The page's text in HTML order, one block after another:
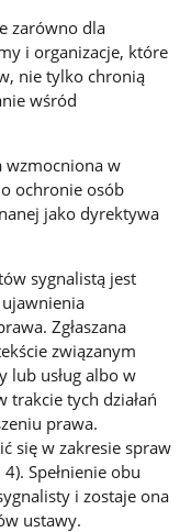
zarówno dla
i organizacje, które
nie tylko chronią
wśród
wzmocniona w
ochronie osób
jako dyrektywa
sygnalistą jest
Zgłaszana
związanym
lub usług albo w
trakcie tych działań
prawa.
się w zakresie spraw
Spełnienie obu
i zostaje ona
ustawy.